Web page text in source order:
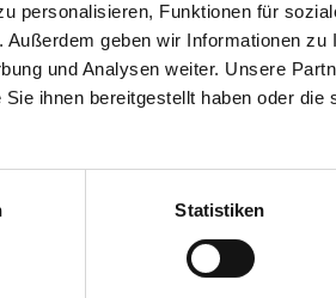
personalisieren, Funktionen für
geben wir Informationen zu
und Analysen weiter. Unsere
ihnen bereitgestellt haben oder die
Statistiken
wählen